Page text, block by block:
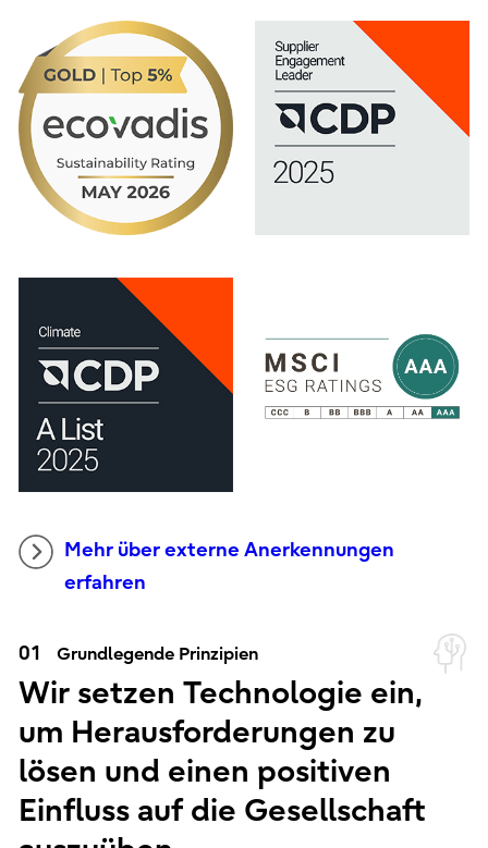
Mehr über externe Anerkennungen
erfahren
01 Grundlegende Prinzipien
Wir setzen Technologie ein,
um Herausforderungen zu
lösen und einen positiven
Einfluss auf die Gesellschaft